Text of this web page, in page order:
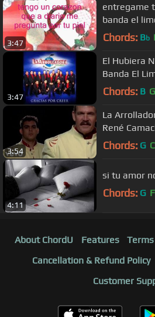
3:47
entregame
banda el
Chords: Bb
3:47
El Hubiera
Banda El
Chords: B G
3:54
La
René
Chords: G C
4:11
si tu amor
Chords: G F
About ChordU Features
Cancellation & Refund Policy
Customer